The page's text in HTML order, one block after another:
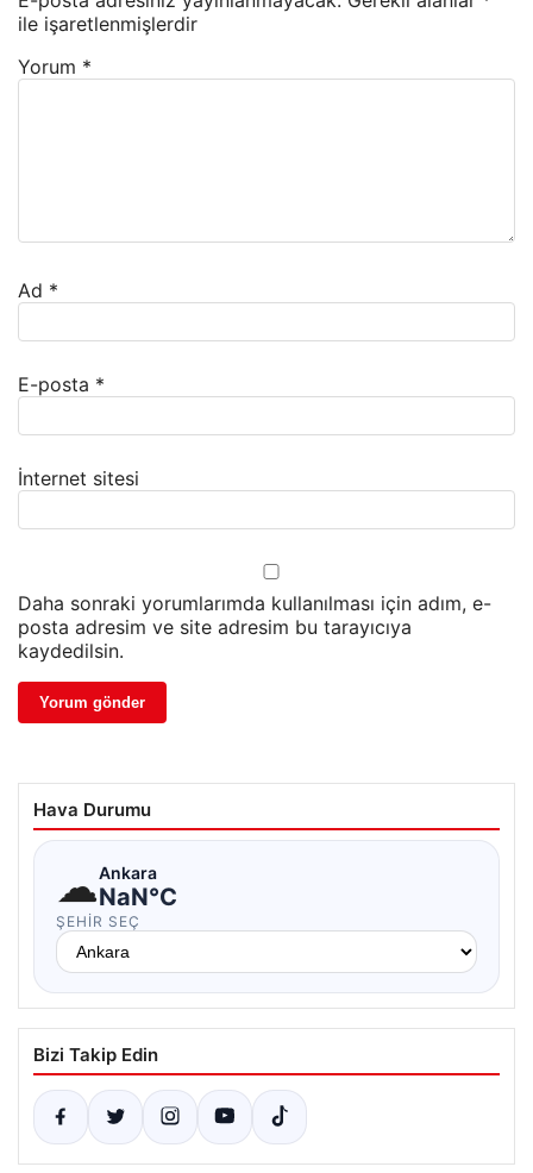
ile işaretlenmişlerdir
Yorum *
Ad *
E-posta *
İnternet sitesi
Daha sonraki yorumlarımda kullanılması için adım, e-
posta adresim ve site adresim bu tarayıcıya
kaydedilsin.
Hava Durumu
☁Ankara
NaN°C
ŞEHIR SEÇ
Bizi Takip Edin